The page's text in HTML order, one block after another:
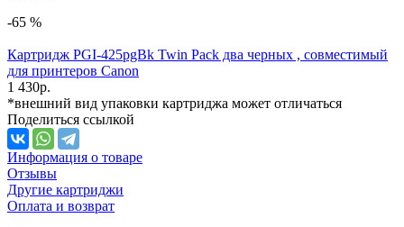
-65 %
Картридж PGI-425pgBk Twin Pack два черных , совместимый
для принтеров Canon
1 430р.
*внешний вид упаковки картриджа может отличаться
Поделиться ссылкой
Информация о товаре
Отзывы
Другие картриджи
Оплата и возврат